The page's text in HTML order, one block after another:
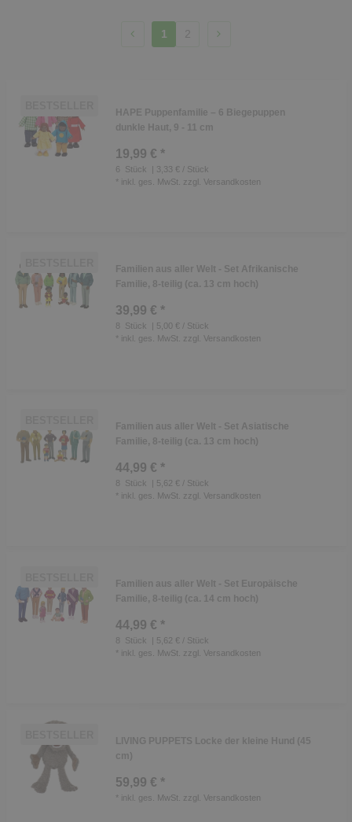
1 2
HAPE Puppenfamilie – 6 Biegepuppen
dunkle Haut, 9 - 11 cm
19,99 € *
6 Stück
| 3,33 € / Stück
* inkl. ges. MwSt. zzgl. Versandkosten
Familien aus aller Welt - Set Afrikanische
Familie, 8-teilig (ca. 13 cm hoch)
39,99 € *
8 Stück
| 5,00 € / Stück
* inkl. ges. MwSt. zzgl. Versandkosten
Familien aus aller Welt - Set Asiatische
Familie, 8-teilig (ca. 13 cm hoch)
44,99 € *
8 Stück
| 5,62 € / Stück
* inkl. ges. MwSt. zzgl. Versandkosten
Familien aus aller Welt - Set Europäische
Familie, 8-teilig (ca. 14 cm hoch)
44,99 € *
8 Stück
| 5,62 € / Stück
* inkl. ges. MwSt. zzgl. Versandkosten
LIVING PUPPETS Locke der kleine Hund (45
cm)
59,99 € *
* inkl. ges. MwSt. zzgl. Versandkosten